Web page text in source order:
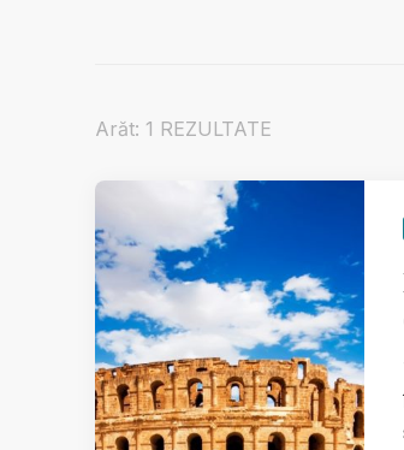
Arăt: 1 REZULTATE